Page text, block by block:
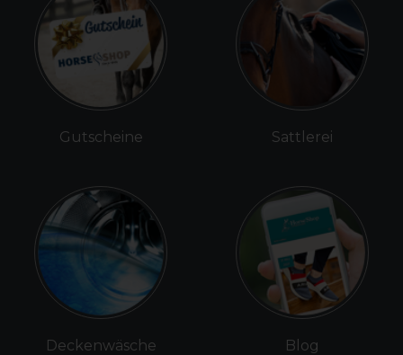
Gutscheine
Deckenwäsche
Sattlerei
Blog